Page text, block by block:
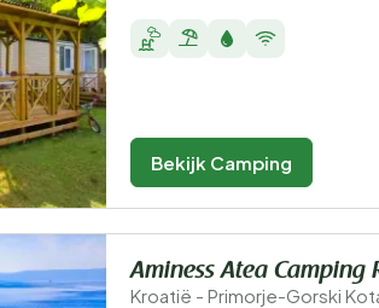
Bekijk Camping
Aminess Atea Camping
Kroatië - Primorje-Gorski